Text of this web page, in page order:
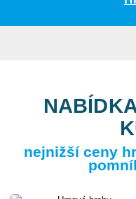
nejnižší ceny